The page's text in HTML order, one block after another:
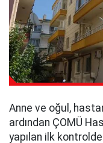
Anne ve oğul,
ardından ÇOMÜ
yapılan ilk